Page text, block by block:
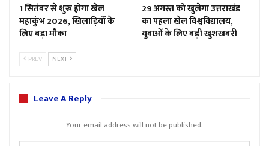
1 सितंबर से शुरू होगा खेल
महाकुंभ 2026, खिलाड़ियों के
लिए बड़ा मौका
29 अगस्त को खुलेगा उत्तराखंड
का पहला खेल विश्वविद्यालय,
युवाओं के लिए बड़ी खुशखबरी
PREV NEXT
Leave A Reply
Your email address will not be published.